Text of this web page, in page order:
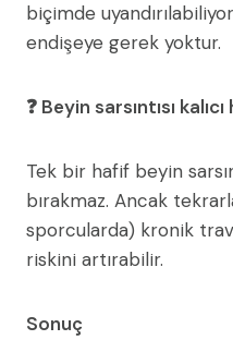
biçimde
endişeye gerek yoktur.
❓ Beyin sarsıntısı
Tek bir hafif beyin
bırakmaz. Ancak
sporcularda) kronik
riskini artırabilir.
Sonuç